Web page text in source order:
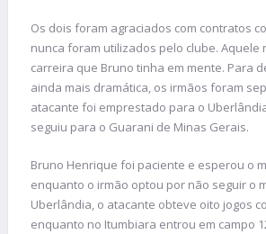
Os dois foram agraciados com contratos
nunca foram utilizados pelo clube. Aquele
carreira que Bruno tinha em mente. Para
ainda mais dramática, os irmãos foram
atacante foi emprestado para o
seguiu para o Guarani de Minas Gerais.
Bruno Henrique foi paciente e esperou o
enquanto o irmão optou por não seguir o
Uberlândia, o atacante obteve oito jogos
enquanto no Itumbiara entrou em campo